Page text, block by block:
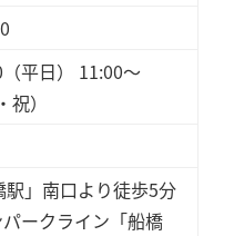
平日） 11:00～
）
駅」南口より徒歩5分
ークライン「船橋